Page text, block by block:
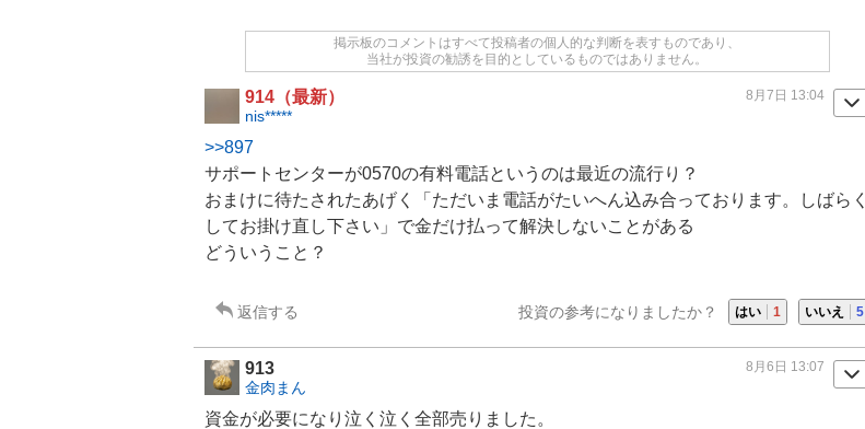
掲示板のコメントはすべて投稿者の個人的な判断を表すものであり、
当社が投資の勧誘を目的としているものではありません。
914（最新）
nis*****
8月7日 13:04
>>897
サポートセンターが0570の有料電話というのは最近の流行り？
おまけに待たされたあげく「ただいま電話がたいへん込み合っております。しばらく
してお掛け直し下さい」で金だけ払って解決しないことがある
どういうこと？
返信する 投資の参考になりましたか？ はい 1 いいえ 5
913
金肉まん
8月6日 13:07
資金が必要になり泣く泣く全部売りました。